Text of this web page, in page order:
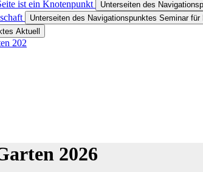
ist ein Knotenpunkt Unterseiten des
Unterseiten des Navigationspunktes Seminar
Aktuell
202
2026